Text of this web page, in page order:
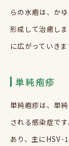
らの水疱は、か
形成して治癒し
に広がっていきま
単純疱疹
単純疱疹は、単
される感染症で
あり、主にHSV-